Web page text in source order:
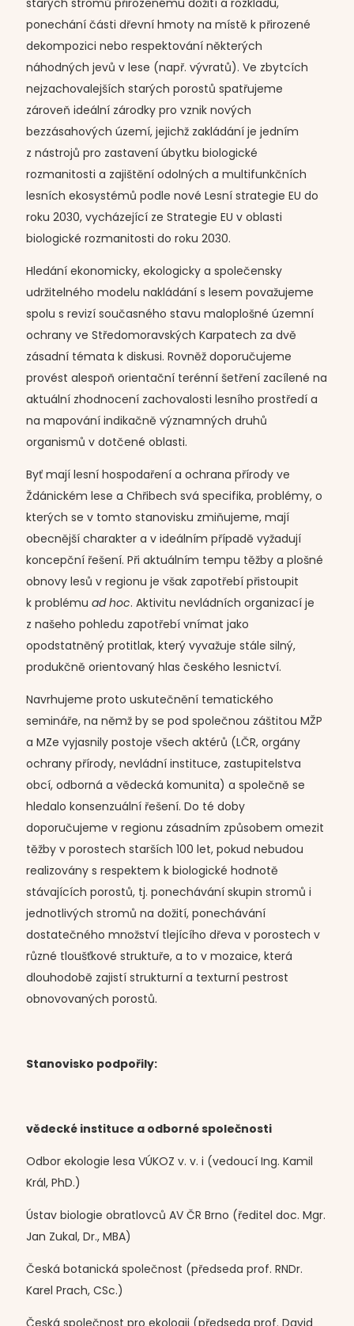
starých stromů přirozenému dožití a rozkladu,
ponechání části dřevní hmoty na místě k přirozené
dekompozici nebo respektování některých
náhodných jevů v lese (např. vývratů). Ve zbytcích
nejzachovalejších starých porostů spatřujeme
zároveň ideální zárodky pro vznik nových
bezzásahových území, jejichž zakládání je jedním
z nástrojů pro zastavení úbytku biologické
rozmanitosti a zajištění odolných a multifunkčních
lesních ekosystémů podle nové Lesní strategie EU do
roku 2030, vycházející ze Strategie EU v oblasti
biologické rozmanitosti do roku 2030.
Hledání ekonomicky, ekologicky a společensky
udržitelného modelu nakládání s lesem považujeme
spolu s revizí současného stavu maloplošné územní
ochrany ve Středomoravských Karpatech za dvě
zásadní témata k diskusi. Rovněž doporučujeme
provést alespoň orientační terénní šetření zacílené na
aktuální zhodnocení zachovalosti lesního prostředí a
na mapování indikačně významných druhů
organismů v dotčené oblasti.
Byť mají lesní hospodaření a ochrana přírody ve
Ždánickém lese a Chřibech svá specifika, problémy, o
kterých se v tomto stanovisku zmiňujeme, mají
obecnější charakter a v ideálním případě vyžadují
koncepční řešení. Při aktuálním tempu těžby a plošné
obnovy lesů v regionu je však zapotřebí přistoupit
k problémuad hoc. Aktivitu nevládních organizací je
z našeho pohledu zapotřebí vnímat jako
opodstatněný protitlak, který vyvažuje stále silný,
produkčně orientovaný hlas českého lesnictví.
Navrhujeme proto uskutečnění tematického
semináře, na němž by se pod společnou záštitou MŽP
a MZe vyjasnily postoje všech aktérů (LČR, orgány
ochrany přírody, nevládní instituce, zastupitelstva
obcí, odborná a vědecká komunita) a společně se
hledalo konsenzuální řešení. Do té doby
doporučujeme v regionu zásadním způsobem omezit
těžby v porostech starších 100 let, pokud nebudou
realizovány s respektem k biologické hodnotě
stávajících porostů, tj. ponechávání skupin stromů i
jednotlivých stromů na dožití, ponechávání
dostatečného množství tlejícího dřeva v porostech v
různé tloušťkové struktuře, a to v mozaice, která
dlouhodobě zajistí strukturní a texturní pestrost
obnovovaných porostů.
Stanovisko podpořily:
vědecké instituce a odborné společnosti
Odbor ekologie lesa VÚKOZ v. v. i (vedoucí Ing. Kamil
Král, PhD.)
Ústav biologie obratlovců AV ČR Brno (ředitel doc. Mgr.
Jan Zukal, Dr., MBA)
Česká botanická společnost (předseda prof. RNDr.
Karel Prach, CSc.)